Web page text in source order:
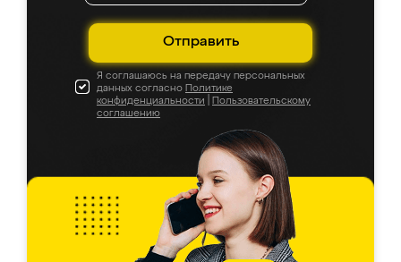
Отправить
Я соглашаюсь на передачу персональных
данных согласно Политике
конфиденциальности
Пользовательскому
соглашению